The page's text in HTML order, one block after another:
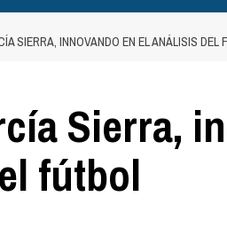
SIERRA, INNOVANDO EN EL ANÁLISIS DEL
Sierra,
fútbol